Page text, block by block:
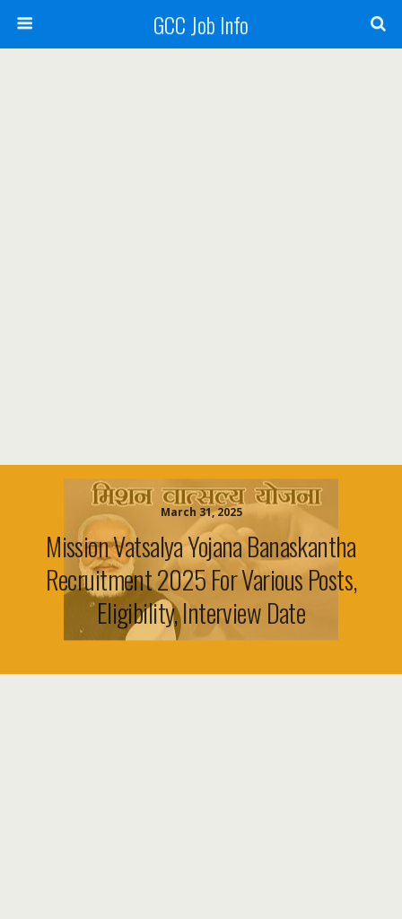
GCC Job Info
March 31, 2025
Mission Vatsalya Yojana Banaskantha
Recruitment 2025 For Various Posts,
Eligibility, Interview Date